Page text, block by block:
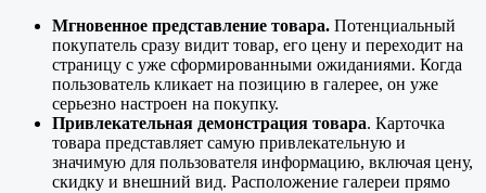
Мгновенное представление товара. Потенциальный
покупатель сразу видит товар, его цену и переходит на
страницу с уже сформированными ожиданиями. Когда
пользователь кликает на позицию в галерее, он уже
серьезно настроен на покупку.
Привлекательная демонстрация товара. Карточка
товара представляет самую привлекательную и
значимую для пользователя информацию, включая цену,
скидку и внешний вид. Расположение галереи прямо